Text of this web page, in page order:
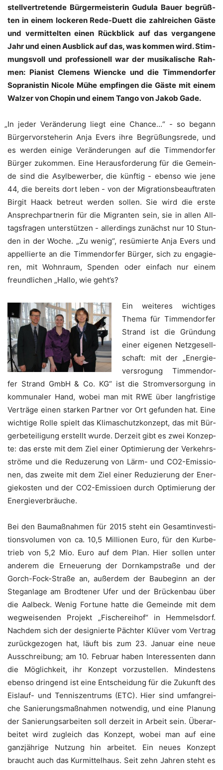
stell­ver­tre­ten­de Bür­ger­meis­te­rin Gudu­la Bau­er begrüß­
ten in einem locke­ren Rede-Duett die zahl­rei­chen Gäs­te
und ver­mit­tel­ten einen Rück­blick auf das ver­gan­ge­ne
Jahr und einen Aus­blick auf das, was kom­men wird. Stim­
mungs­voll und pro­fes­sio­nell war der musi­ka­li­sche Rah­
men: Pia­nist Cle­mens Wien­cke und die Tim­men­dor­fer
Sopra­nis­tin Nico­le Mühe emp­fin­gen die Gäs­te mit einem
Wal­zer von Cho­pin und einem Tan­go von Jakob Gade.
„In jeder Ver­än­de­rung liegt eine Chan­ce…“ - so begann
Bür­ger­vor­ste­he­rin Anja Evers ihre Begrü­ßungs­re­de, und
es wer­den eini­ge Ver­än­de­run­gen auf die Tim­men­dor­fer
Bür­ger zukom­men. Eine Her­aus­for­de­rung für die Gemein­
de sind die Asyl­be­wer­ber, die künf­tig - eben­so wie jene
44, die bereits dort leben - von der Migra­ti­ons­be­auf­tra­ten
Bir­git Haack betreut wer­den sol­len. Sie wird die ers­te
Ansprech­part­ne­rin für die Migran­ten sein, sie in allen All­
tags­fra­gen unter­stüt­zen - aller­dings zunächst nur 10 Stun­
den in der Woche. „Zu wenig“, resü­mier­te Anja Evers und
appel­lier­te an die Tim­men­dor­fer Bür­ger, sich zu enga­gie­
ren, mit Wohn­raum, Spen­den oder ein­fach nur einem
freund­li­chen „Hal­lo, wie geht’s?
Ein wei­te­res wich­ti­ges
The­ma für Tim­men­dor­fer
Strand ist die Grün­dung
einer eige­nen Netz­ge­sell­
schaft: mit der „Ener­gie­
vers­ro­gung Tim­men­dor­
fer Strand GmbH & Co. KG“ ist die Strom­ver­sor­gung in
kom­mu­na­ler Hand, wobei man mit RWE über lang­fris­ti­ge
Ver­trä­ge einen star­ken Part­ner vor Ort gefun­den hat. Eine
wich­ti­ge Rol­le spielt das Kli­ma­schutz­kon­zept, das mit Bür­
ger­be­tei­li­gung erstellt wur­de. Der­zeit gibt es zwei Kon­zep­
te: das ers­te mit dem Ziel einer Opti­mie­rung der Ver­kehrs­
strö­me und die Redu­ze­rung von Lärm- und CO2-Emis­sio­
nen, das zwei­te mit dem Ziel einer Redu­zie­rung der Ener­
gie­kos­ten und der CO2-Emis­sioen durch Opti­mie­rung der
Energieverbräuche.
Bei den Bau­maß­nah­men für 2015 steht ein Gesamt­in­ves­ti­
ti­ons­vo­lu­men von ca. 10,5 Mil­lio­nen Euro, für den Kur­be­
trieb von 5,2 Mio. Euro auf dem Plan. Hier sol­len unter
ande­rem die Erneue­rung der Dorn­kamp­stra­ße und der
Gorch-Fock-Stra­ße an, außer­dem der Bau­be­ginn an der
Steg­an­la­ge am Brod­te­ner Ufer und der Brü­cken­bau über
die Aal­beck. Wenig For­tu­ne hat­te die Gemein­de mit dem
weg­wei­sen­den Pro­jekt „Fische­rei­hof“ in Hem­mels­dorf.
Nach­dem sich der desi­gnier­te Päch­ter Klü­ver vom Ver­trag
zurück­ge­zo­gen hat, läuft bis zum 23. Janu­ar eine neue
Aus­schrei­bung; am 10. Febru­ar haben Inter­es­sen­ten dann
die Mög­lich­keit, ihr Kon­zept vor­zu­stel­len. Min­des­tens
eben­so drin­gend ist eine Ent­schei­dung für die Zukunft des
Eis­lauf- und Ten­nis­zen­trums (ETC). Hier sind umfang­rei­
che Sanie­rungs­maß­nah­men not­wen­dig, und eine Pla­nung
der Sanie­rungs­ar­bei­ten soll der­zeit in Arbeit sein. Über­ar­
bei­tet wird zugleich das Kon­zept, wobei man auf eine
ganz­jäh­ri­ge Nut­zung hin arbei­tet. Ein neu­es Kon­zept
braucht auch das Kur­mit­tel­haus. Seit zehn Jah­ren steht es